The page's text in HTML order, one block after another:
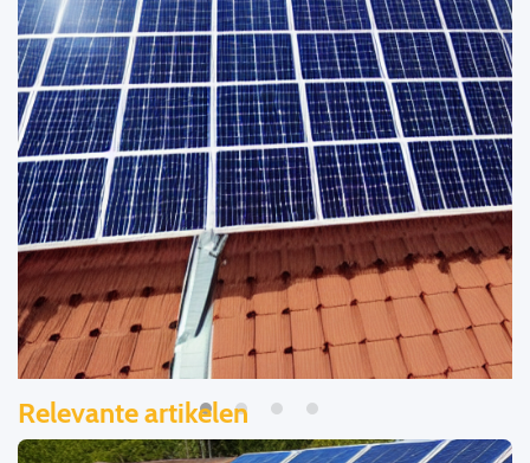
Relevante artikelen